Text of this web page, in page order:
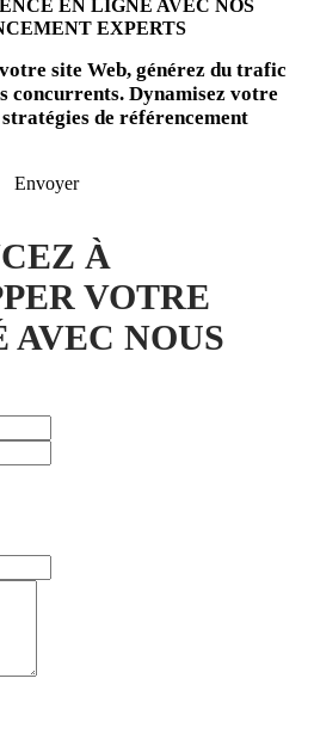
EN LIGNE AVEC NOS
EXPERTS
site Web, générez du trafic
concurrents. Dynamisez votre
de référencement
Envoyer
À
VOTRE
NOUS